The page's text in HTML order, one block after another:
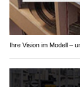
Ihre Vision im Modell –